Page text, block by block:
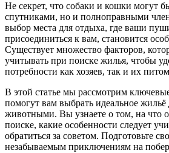
Не секрет, что собаки и кошки могут
спутниками, но и полноправными
выбор места для отдыха, где ваши
присоединиться к вам, становится
Существует множество факторов,
учитывать при поиске жилья, чтобы
потребности как хозяев, так и их
В этой статье мы рассмотрим
помогут вам выбрать идеальное
животными. Вы узнаете о том, на что
поиске, какие особенности следует
обратиться за советом. Подготовьте
незабываемым приключениям на